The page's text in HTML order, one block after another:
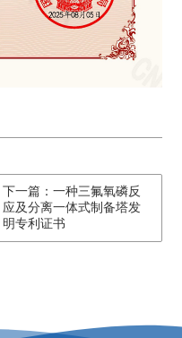
下一篇：一种三氟氧磷反
应及分离一体式制备塔发
明专利证书